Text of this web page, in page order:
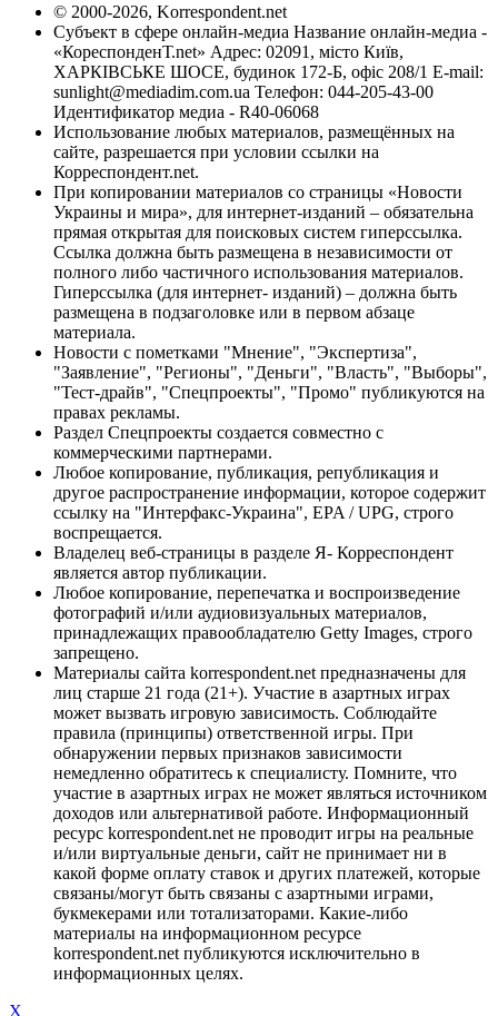
© 2000-2026, Korrespondent.net
Субъект в сфере онлайн-медиа Название онлайн-медиа -
«КореспонденТ.net» Адрес: 02091, місто Київ,
ХАРКІВСЬКЕ ШОСЕ, будинок 172-Б, офіс 208/1 E-mail:
sunlight@mediadim.com.ua Телефон: 044-205-43-00
Идентификатор медиа - R40-06068
Использование любых материалов, размещённых на
сайте, разрешается при условии ссылки на
Корреспондент.net.
При копировании материалов со страницы «Новости
Украины и мира», для интернет-изданий – обязательна
прямая открытая для поисковых систем гиперссылка.
Ссылка должна быть размещена в независимости от
полного либо частичного использования материалов.
Гиперссылка (для интернет- изданий) – должна быть
размещена в подзаголовке или в первом абзаце
материала.
Новости с пометками "Мнение", "Экспертиза",
"Заявление", "Регионы", "Деньги", "Власть", "Выборы",
"Тест-драйв", "Спецпроекты", "Промо" публикуются на
правах рекламы.
Раздел Спецпроекты создается совместно с
коммерческими партнерами.
Любое копирование, публикация, републикация и
другое распространение информации, которое содержит
ссылку на "Интерфакс-Украина", EPA / UPG, строго
воспрещается.
Владелец веб-страницы в разделе Я- Корреспондент
является автор публикации.
Любое копирование, перепечатка и воспроизведение
фотографий и/или аудиовизуальных материалов,
принадлежащих правообладателю Getty Images, строго
запрещено.
Материалы сайта korrespondent.net предназначены для
лиц старше 21 года (21+). Участие в азартных играх
может вызвать игровую зависимость. Соблюдайте
правила (принципы) ответственной игры. При
обнаружении первых признаков зависимости
немедленно обратитесь к специалисту. Помните, что
участие в азартных играх не может являться источником
доходов или альтернативой работе. Информационный
ресурс korrespondent.net не проводит игры на реальные
и/или виртуальные деньги, сайт не принимает ни в
какой форме оплату ставок и других платежей, которые
связаны/могут быть связаны с азартными играми,
букмекерами или тотализаторами. Какие-либо
материалы на информационном ресурсе
korrespondent.net публикуются исключительно в
информационных целях.
X